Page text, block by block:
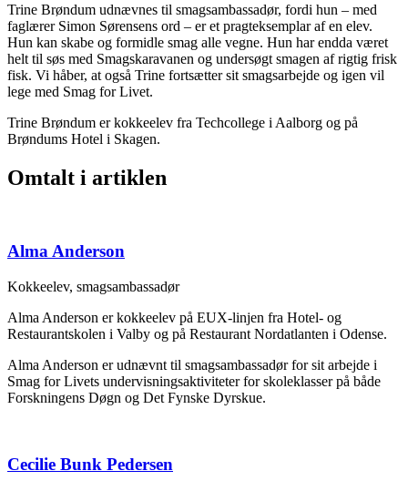
Trine Brøndum udnævnes til smagsambassadør, fordi hun – med
faglærer Simon Sørensens ord – er et pragteksemplar af en elev.
Hun kan skabe og formidle smag alle vegne. Hun har endda været
helt til søs med Smagskaravanen og undersøgt smagen af rigtig frisk
fisk. Vi håber, at også Trine fortsætter sit smagsarbejde og igen vil
lege med Smag for Livet.
Trine Brøndum er kokkeelev fra Techcollege i Aalborg og på
Brøndums Hotel i Skagen.
Omtalt i artiklen
Alma Anderson
Kokkeelev, smagsambassadør
Alma Anderson er kokkeelev på EUX-linjen fra Hotel- og
Restaurantskolen i Valby og på Restaurant Nordatlanten i Odense.
Alma Anderson er udnævnt til smagsambassadør for sit arbejde i
Smag for Livets undervisningsaktiviteter for skoleklasser på både
Forskningens Døgn og Det Fynske Dyrskue.
Cecilie Bunk Pedersen